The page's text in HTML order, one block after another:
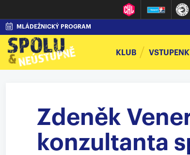
MLÁDEŽNICKÝ PROGRAM
KLUB
Zdeněk
konzultanta